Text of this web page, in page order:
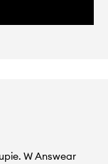
W Answear